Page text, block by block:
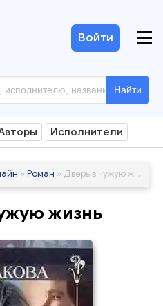
Найти
Войти
Исполнители
» Роман » Дверь в чужую жизнь
жизнь